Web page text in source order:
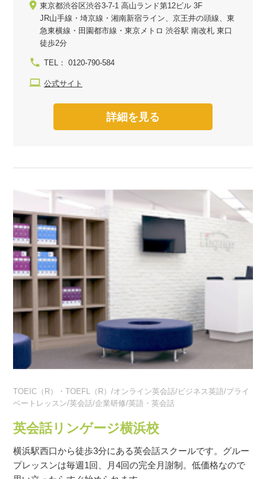
東京都渋谷区渋谷3-7-1 高山ランド第12ビル 3F
JR山手線・埼京線・湘南新宿ライン、京王井の頭線、東
急東横線・田園都市線・東京メトロ 渋谷駅 南改札 東口
徒歩2分
TEL： 0120-790-584
公式サイト
詳細を見る
TOEIC（R）・TOEFL（R）/オンライン英会話/ビジネス英語/プライ
ベートレッスン/英会話/企業研修/英語・英会話
英会話リンゲージ横浜校
横浜駅西口から徒歩3分にある英会話スクールです。グルー
プレッスンは毎週1回、月4回の完全月謝制。低価格なので